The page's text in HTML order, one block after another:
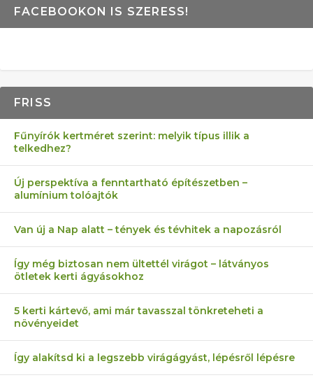
FACEBOOKON IS SZERESS!
FRISS
Fűnyírók kertméret szerint: melyik típus illik a
telkedhez?
Új perspektíva a fenntartható építészetben –
alumínium tolóajtók
Van új a Nap alatt – tények és tévhitek a napozásról
Így még biztosan nem ültettél virágot – látványos
ötletek kerti ágyásokhoz
5 kerti kártevő, ami már tavasszal tönkreteheti a
növényeidet
Így alakítsd ki a legszebb virágágyást, lépésről lépésre